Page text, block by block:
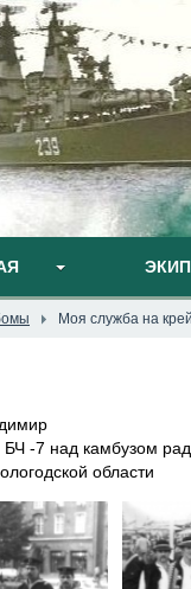
Моя служба на
БЧ -7 над камбузом
области